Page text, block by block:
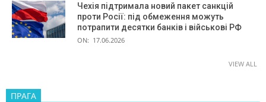
Чехія підтримала новий пакет санкцій
проти Росії: під обмеження можуть
потрапити десятки банків і військові РФ
ON: 17.06.2026
VIEW ALL
ПРАГА